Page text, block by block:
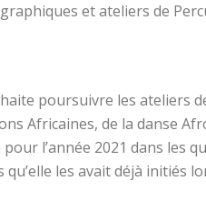
et ateliers de
poursuivre les ateliers
Africaines, de la danse
pour l’année 2021 dans les
les avait déjà initiés